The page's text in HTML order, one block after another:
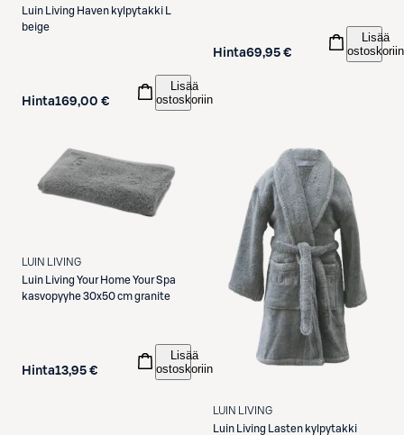
Luin Living Haven kylpytakki L
beige
Hinta169,00 €
Lisää
ostoskoriin
Hinta69,95 €
Lisää
ostoskoriin
LUIN LIVING
Luin Living Your Home Your Spa
kasvopyyhe 30x50 cm granite
Hinta13,95 €
Lisää
ostoskoriin
LUIN LIVING
Luin Living
Lasten kylpytakki